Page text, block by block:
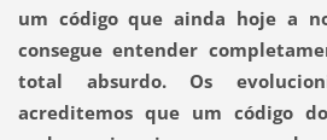
um código que ainda hoje a
consegue entender
total absurdo. Os
acreditemos que um código